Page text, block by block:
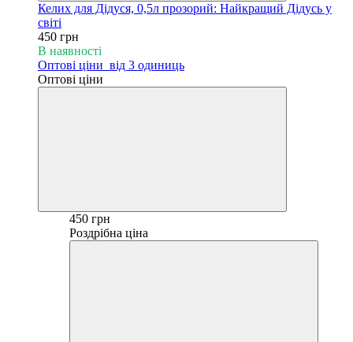
Келих для Дідуся, 0,5л прозорий: Найкращий Дідусь у
світі
450 грн
В наявності
Оптові ціни від 3 одиниць
Оптові ціни
450 грн
Роздрібна ціна